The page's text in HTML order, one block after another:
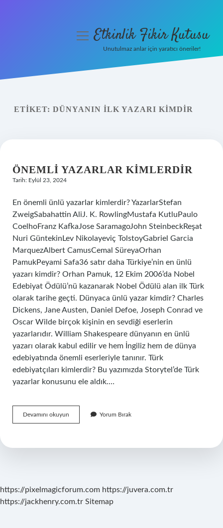
Yasal Uyarı
menüyüEtkinlik Fikir Kutusu
Unutulmaz anlar için yaratıcı öneriler!
ETIKET: DÜNYANIN ILK YAZARI KIMDIR
ÖNEMLI YAZARLAR KIMLERDIR
Tarih: Eylül 23, 2024
En önemli ünlü yazarlar kimlerdir? YazarlarStefan
ZweigSabahattin AliJ. K. RowlingMustafa KutluPaulo
CoelhoFranz KafkaJose SaramagoJohn SteinbeckReşat
Nuri GüntekinLev Nikolayeviç TolstoyGabriel Garcia
MarquezAlbert CamusCemal SüreyaOrhan
PamukPeyami Safa36 satır daha Türkiye’nin en ünlü
yazarı kimdir? Orhan Pamuk, 12 Ekim 2006’da Nobel
Edebiyat Ödülü’nü kazanarak Nobel Ödülü alan ilk Türk
olarak tarihe geçti. Dünyaca ünlü yazar kimdir? Charles
Dickens, Jane Austen, Daniel Defoe, Joseph Conrad ve
Oscar Wilde birçok kişinin en sevdiği eserlerin
yazarlarıdır. William Shakespeare dünyanın en ünlü
yazarı olarak kabul edilir ve hem İngiliz hem de dünya
edebiyatında önemli eserleriyle tanınır. Türk
edebiyatçıları kimlerdir? Bu yazımızda Storytel’de Türk
yazarlar konusunu ele aldık.…
Devamını okuyun
Yazarlar
Yorum Bırak
https://pixelmagicforum.com https://juvera.com.tr
https://jackhenry.com.tr Sitemap